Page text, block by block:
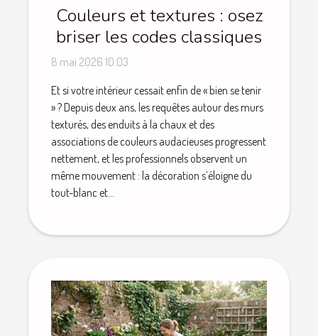
Couleurs et textures : osez
briser les codes classiques
8 mai 2026 10:03
Et si votre intérieur cessait enfin de « bien se tenir
» ? Depuis deux ans, les requêtes autour des murs
texturés, des enduits à la chaux et des
associations de couleurs audacieuses progressent
nettement, et les professionnels observent un
même mouvement : la décoration s’éloigne du
tout-blanc et...